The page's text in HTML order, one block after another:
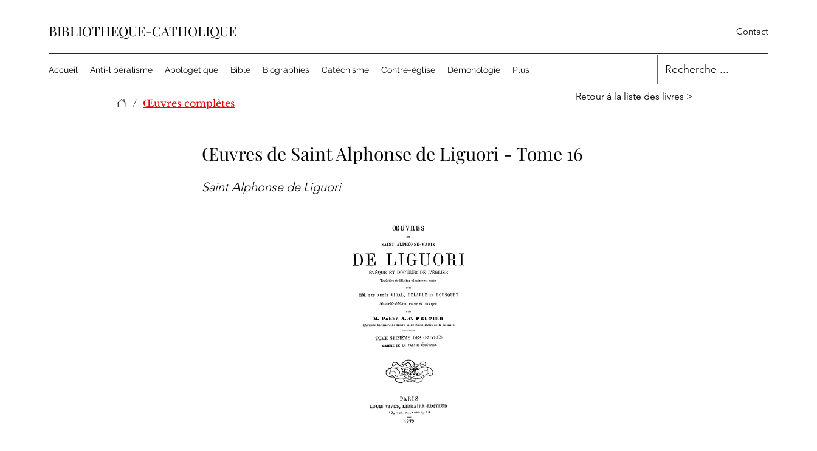
BIBLIOTHEQUE-CATHOLIQUE Contact
Accueil Anti-libéralisme Apologétique Bible Biographies Catéchisme Contre-église Démonologie Plus
/ Œuvres complètes
Retour à la liste des livres >
Œuvres de Saint Alphonse de Liguori - Tome 16
Saint Alphonse de Liguori